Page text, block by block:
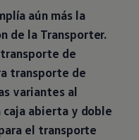
aún más la
de la Transporter.
de
transporte de
variantes al
caja abierta y doble
el transporte